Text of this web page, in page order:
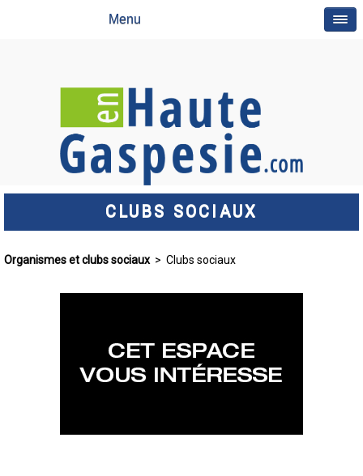
Menu
CLUBS SOCIAUX
Organismes et clubs sociaux> Clubs sociaux